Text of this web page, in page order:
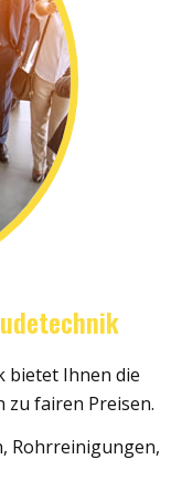
bietet Ihnen die
fairen Preisen.
Rohrreinigungen,